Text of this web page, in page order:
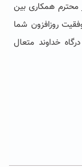
محترم همکاری بین
روزافزون شما
خداوند متعال